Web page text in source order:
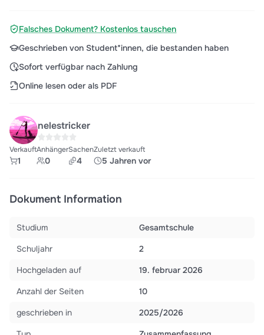
Falsches Dokument? Kostenlos tauschen
Geschrieben von Student*innen, die bestanden haben
Sofort verfügbar nach Zahlung
Online lesen oder als PDF
nelestricker
Verkauft
1
Anhänger
0
Sachen
4
Zuletzt verkauft
5 Jahren vor
Dokument Information
Studium
Gesamtschule
Schuljahr
2
Hochgeladen auf
19. februar 2026
Anzahl der Seiten
10
geschrieben in
2025/2026